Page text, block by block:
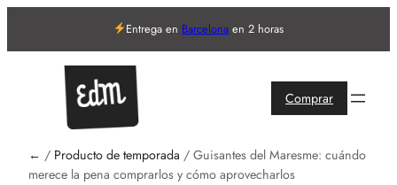
Entrega en Barcelona en 2 horas
Comprar
← / Producto de temporada / Guisantes del Maresme: cuándo
merece la pena comprarlos y cómo aprovecharlos